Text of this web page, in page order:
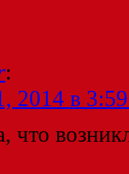
:
2014 в
что